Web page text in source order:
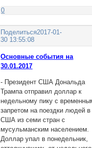
0
Поделиться2017-01-
30 13:55:08
Основные события на
30.01.2017
- Президент США Дональда
Трампа отправил доллар к
недельному пику с
запретом на поездки людей в
США из семи стран с
мусульманским населением.
Доллар упал в понедельник,